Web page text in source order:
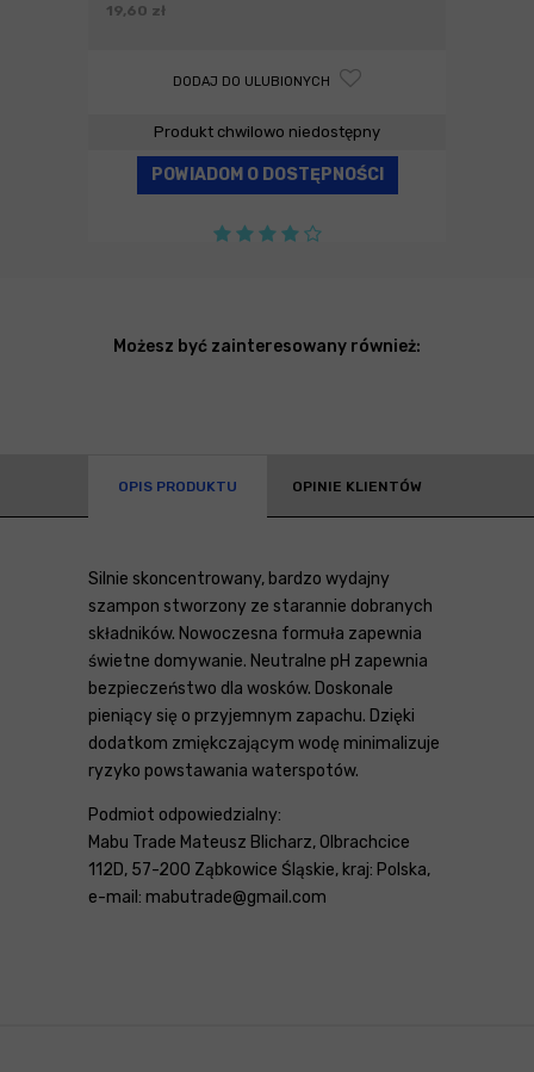
19,60 zł
DODAJ DO ULUBIONYCH
Produkt chwilowo niedostępny
POWIADOM O DOSTĘPNOŚCI
Możesz być zainteresowany również:
OPIS PRODUKTU OPINIE KLIENTÓW
Silnie skoncentrowany, bardzo wydajny
szampon stworzony ze starannie dobranych
składników. Nowoczesna formuła zapewnia
świetne domywanie. Neutralne pH zapewnia
bezpieczeństwo dla wosków. Doskonale
pieniący się o przyjemnym zapachu. Dzięki
dodatkom zmiękczającym wodę minimalizuje
ryzyko powstawania waterspotów.
Podmiot odpowiedzialny:
Mabu Trade Mateusz Blicharz, Olbrachcice
112D, 57-200 Ząbkowice Śląskie, kraj: Polska,
e-mail: mabutrade@gmail.com